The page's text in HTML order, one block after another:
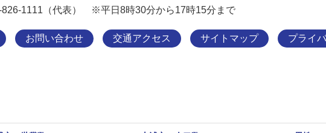
826-1111（代表） ※平日8時30分から17時15分まで
お問い合わせ 交通アクセス サイトマップ プライ